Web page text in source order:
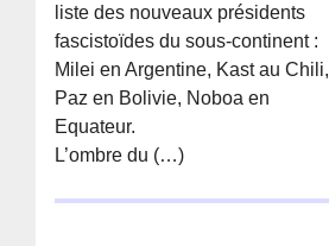
liste des nouveaux présidents
fascistoïdes du sous-continent :
Milei en Argentine, Kast au Chili,
Paz en Bolivie, Noboa en
Equateur.
L’ombre du (…)